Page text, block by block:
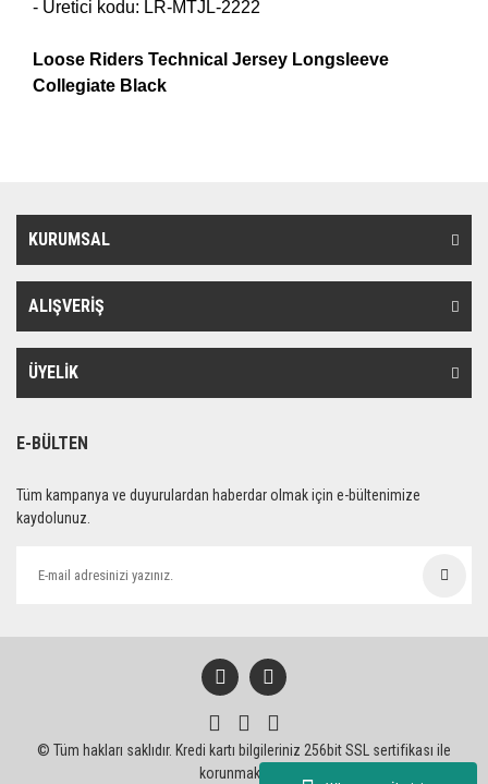
- Üretici kodu: LR-MTJL-2222
Loose Riders Technical Jersey Longsleeve
Collegiate Black
KURUMSAL
ALIŞVERİŞ
ÜYELİK
E-BÜLTEN
Tüm kampanya ve duyurulardan haberdar olmak için e-bültenimize
kaydolunuz.
© Tüm hakları saklıdır. Kredi kartı bilgileriniz 256bit SSL sertifikası ile
korunmaktadır.